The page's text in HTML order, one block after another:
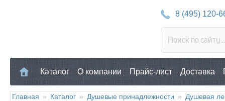
8 (495) 120-
Каталог О компании Прайс-лист Доставка
Главная » Каталог » Душевые принадлежности » Душевая